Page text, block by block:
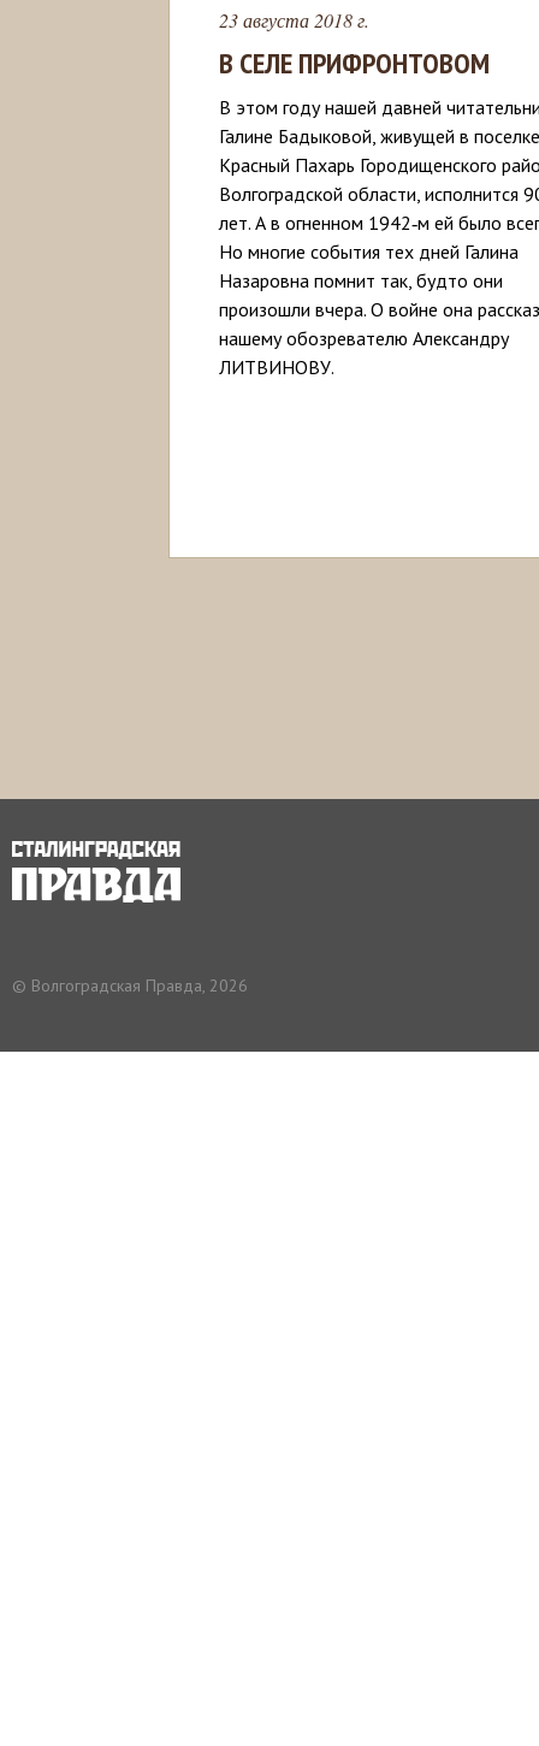
23 августа 2018 г.
В СЕЛЕ ПРИФРОНТОВОМ
В этом году нашей давней
Галине Бадыковой, живущей в поселке
Красный Пахарь Городищенского
Волгоградской области, исполнится
лет. А в огненном 1942‑м ей было
Но многие события тех дней Галина
Назаровна помнит так, будто они
произошли вчера. О вой­не она
нашему обозревателю Александру
ЛИТВИНОВУ.
© Волгоградская Правда, 2026